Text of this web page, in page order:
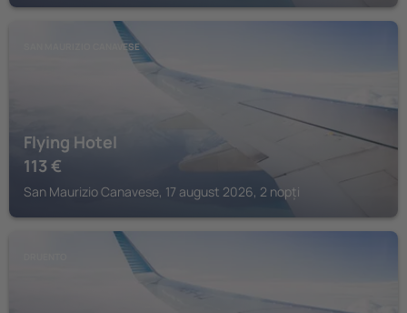
SAN MAURIZIO CANAVESE
Flying Hotel
113 €
San Maurizio Canavese, 17 august 2026, 2 nopți